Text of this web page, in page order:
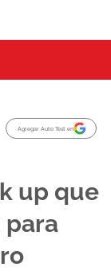
Agregar Auto Test en
up que
para